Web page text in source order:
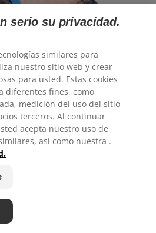
camino hacia
en todo el
serio su privacidad.
similares para
nuestro sitio web y crear
para usted. Estas cookies
diferentes fines, como
medición del uso del sitio
terceros. Al continuar
acepta nuestro uso de
así como nuestra .